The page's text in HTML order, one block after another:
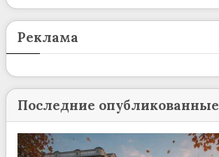
Реклама
Последние опубликованные